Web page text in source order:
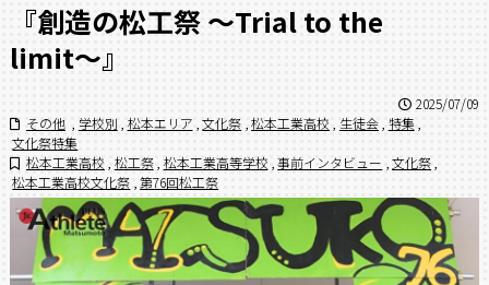
『創造の松工祭 〜Trial to the
limit〜』
2025/07/09
その他 , 学校別 松本エリア 文化祭 ,松本工業高校 生徒会 特集
文化祭特集
松本工業高校 松工祭 松本工業高等学校 事前インタビュー 文化祭
松本工業高校文化祭 第76回松工祭